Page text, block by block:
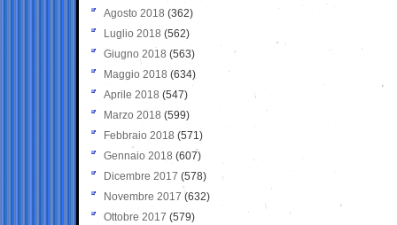
Agosto 2018 (362)
Luglio 2018 (562)
Giugno 2018 (563)
Maggio 2018 (634)
Aprile 2018 (547)
Marzo 2018 (599)
Febbraio 2018 (571)
Gennaio 2018 (607)
Dicembre 2017 (578)
Novembre 2017 (632)
Ottobre 2017 (579)